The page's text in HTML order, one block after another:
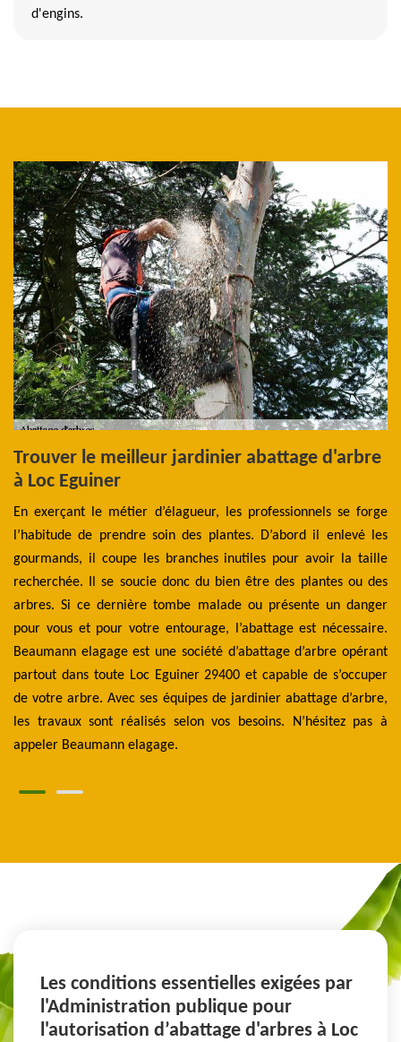
d'engins.
Trouver le meilleur jardinier abattage d'arbre
à Loc Eguiner
En exerçant le métier d’élagueur, les professionnels se forge
l’habitude de prendre soin des plantes. D’abord il enlevé les
gourmands, il coupe les branches inutiles pour avoir la taille
recherchée. Il se soucie donc du bien être des plantes ou des
arbres. Si ce dernière tombe malade ou présente un danger
pour vous et pour votre entourage, l’abattage est nécessaire.
Beaumann elagage est une société d’abattage d’arbre opérant
partout dans toute Loc Eguiner 29400 et capable de s’occuper
de votre arbre. Avec ses équipes de jardinier abattage d’arbre,
les travaux sont réalisés selon vos besoins. N’hésitez pas à
appeler Beaumann elagage.
Les conditions essentielles exigées par
l'Administration publique pour
l'autorisation d’abattage d'arbres à Loc